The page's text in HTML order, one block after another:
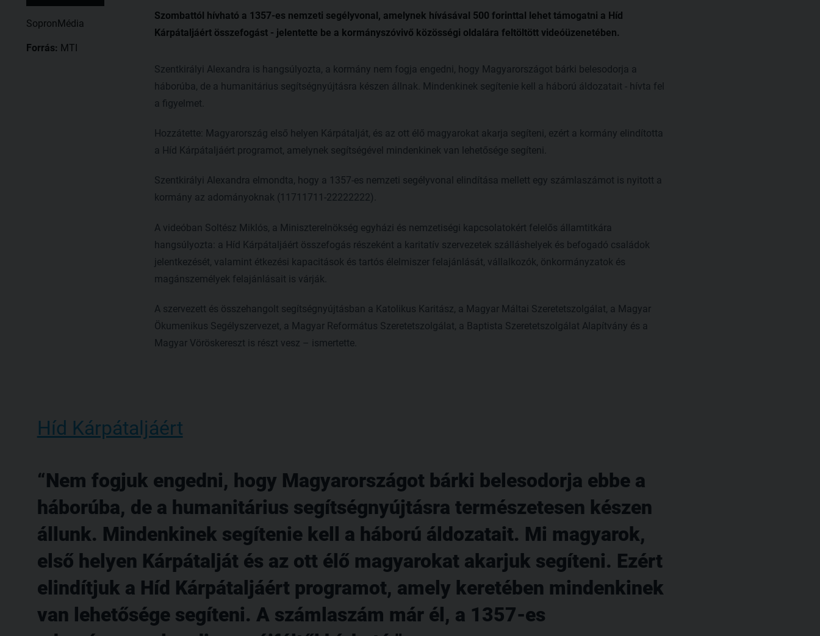
SopronMédia
Forrás: MTI
Szombattól hívható a 1357-es nemzeti segélyvonal, amelynek hívásával 500 forinttal lehet támogatni a Híd
Kárpátaljáért összefogást - jelentette be a kormányszóvivő közösségi oldalára feltöltött videóüzenetében.
Szentkirályi Alexandra is hangsúlyozta, a kormány nem fogja engedni, hogy Magyarországot bárki belesodorja a
háborúba, de a humanitárius segítségnyújtásra készen állnak. Mindenkinek segítenie kell a háború áldozatait - hívta fel
a figyelmet.
Hozzátette: Magyarország első helyen Kárpátalját, és az ott élő magyarokat akarja segíteni, ezért a kormány elindította
a Híd Kárpátaljáért programot, amelynek segítségével mindenkinek van lehetősége segíteni.
Szentkirályi Alexandra elmondta, hogy a 1357-es nemzeti segélyvonal elindítása mellett egy számlaszámot is nyitott a
kormány az adományoknak (11711711-22222222).
A videóban Soltész Miklós, a Miniszterelnökség egyházi és nemzetiségi kapcsolatokért felelős államtitkára
hangsúlyozta: a Híd Kárpátaljáért összefogás részeként a karitatív szervezetek szálláshelyek és befogadó családok
jelentkezését, valamint étkezési kapacitások és tartós élelmiszer felajánlását, vállalkozók, önkormányzatok és
magánszemélyek felajánlásait is várják.
A szervezett és összehangolt segítségnyújtásban a Katolikus Karitász, a Magyar Máltai Szeretetszolgálat, a Magyar
Ökumenikus Segélyszervezet, a Magyar Református Szeretetszolgálat, a Baptista Szeretetszolgálat Alapítvány és a
Magyar Vöröskereszt is részt vesz – ismertette.
Híd Kárpátaljáért
Nem fogjuk engedni, hogy Magyarországot bárki belesodorja ebbe a
háborúba, de a humanitárius segítségnyújtásra természetesen készen
állunk. Mindenkinek segítenie kell a háború áldozatait. Mi magyarok,
első helyen Kárpátalját és az ott élő magyarokat akarjuk segíteni. Ezért
elindítjuk a Híd Kárpátaljáért programot, amely keretében mindenkinek
van lehetősége segíteni. A számlaszám már él, a 1357-es